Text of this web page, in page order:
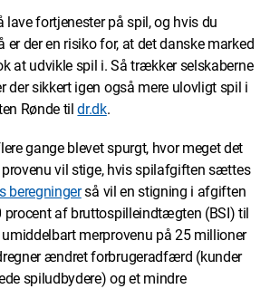
lave fortjenester på spil, og hvis du
der en risiko for, at det danske marked
at udvikle spil i. Så trækker selskaberne
der sikkert igen også mere ulovligt spil i
Rønde tildr.dk.
gange blevet spurgt, hvor meget det
vil stige, hvis spilafgiften sættes
beregningerså vil en stigning i afgiften
af bruttospilleindtægten (BSI) til
merprovenu på 25 millioner
ændret forbrugeradfærd (kunder
spiludbydere) og et mindre